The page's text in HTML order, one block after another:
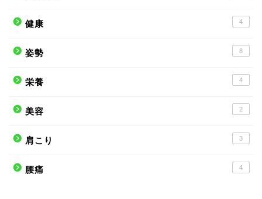
健康 4
姿勢 8
栄養 4
美容 2
肩こり 3
腰痛 4